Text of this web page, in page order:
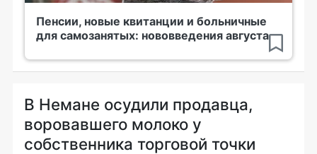
Пенсии, новые квитанции и больничные
для самозанятых: нововведения августа
В Немане осудили продавца,
воровавшего молоко у
собственника торговой точки